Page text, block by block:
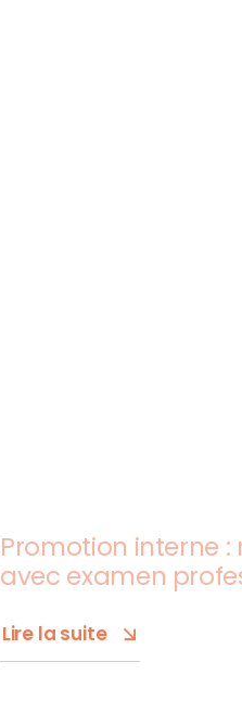
Promotion interne
avec examen
Lire la suite